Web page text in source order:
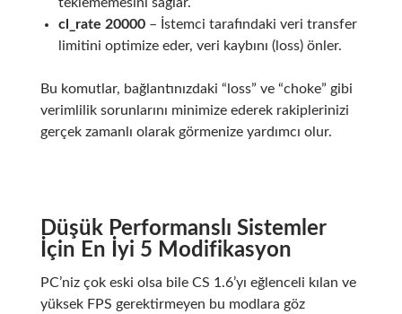
cl_rate 20000– İstemci tarafındaki veri transfer
limitini optimize eder, veri kaybını (loss) önler.
Bu komutlar, bağlantınızdaki “loss” ve “choke” gibi
verimlilik sorunlarını minimize ederek rakiplerinizi
gerçek zamanlı olarak görmenize yardımcı olur.
Düşük Performanslı Sistemler
İçin En İyi 5 Modifikasyon
PC’niz çok eski olsa bile CS 1.6’yı eğlenceli kılan ve
yüksek FPS gerektirmeyen bu modlara göz